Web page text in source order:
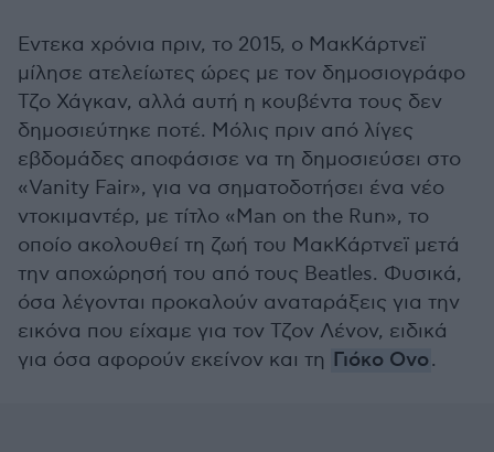
Εντεκα χρόνια πριν, το 2015, ο ΜακΚάρτνεϊ
μίλησε ατελείωτες ώρες με τον δημοσιογράφο
Τζο Χάγκαν, αλλά αυτή η κουβέντα τους δεν
δημοσιεύτηκε ποτέ. Μόλις πριν από λίγες
εβδομάδες αποφάσισε να τη δημοσιεύσει στο
«Vanity Fair», για να σηματοδοτήσει ένα νέο
ντοκιμαντέρ, με τίτλο «Man on the Run», το
οποίο ακολουθεί τη ζωή του ΜακΚάρτνεϊ μετά
την αποχώρησή του από τους Beatles. Φυσικά,
όσα λέγονται προκαλούν αναταράξεις για την
εικόνα που είχαμε για τον Τζον Λένον, ειδικά
για όσα αφορούν εκείνον και τη Γιόκο Ονο.